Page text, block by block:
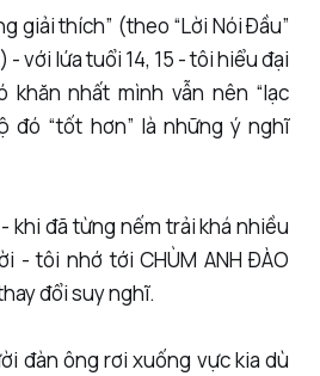
giải thích” (theo “Lời Nói Đầu”
- với lứa tuổi 14, 15 - tôi hiểu đại
khăn nhất mình vẫn nên “lạc
đó “tốt hơn” là những ý nghĩ
khi đã từng nếm trải khá nhiều
- tôi nhớ tới CHÙM ANH ĐÀO
đổi suy nghĩ.
đàn ông rơi xuống vực kia dù